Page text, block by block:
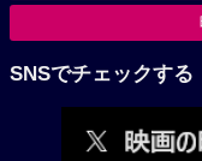
SNSでチェックする